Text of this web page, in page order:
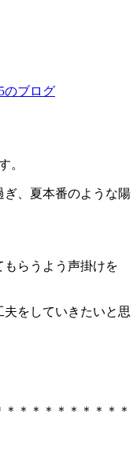
のブログ
。
、夏本番のような陽
らうよう声掛けを
をしていきたいと思
＊＊＊＊＊＊＊＊＊